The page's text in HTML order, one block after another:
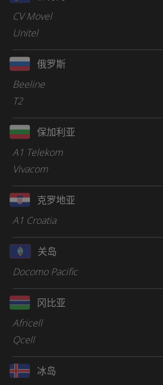
CV Movel
Unitel
俄罗斯
Beeline
T2
保加利亚
A1 Telekom
Vivacom
克罗地亚
A1 Croatia
关岛
Docomo Pacific
冈比亚
Africell
Qcell
冰岛